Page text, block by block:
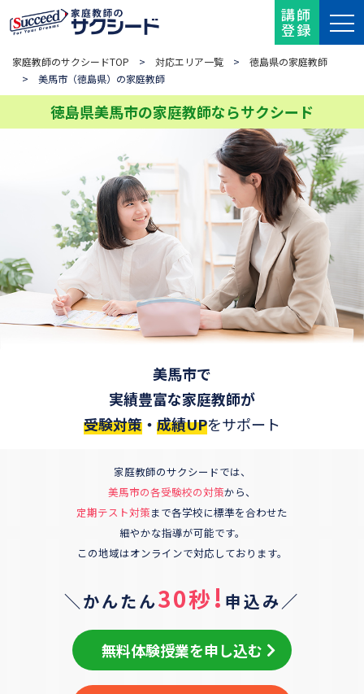
講師
登録
家庭教師のサクシードTOP > 対応エリア一覧 > 徳島県の家庭教師
> 美馬市（徳島県）の家庭教師
徳島県美馬市の家庭教師ならサクシード
美馬市で
実績豊富な家庭教師が
受験対策 ・ 成績UPをサポート
家庭教師のサクシードでは、
美馬市の各受験校の対策から、
定期テスト対策まで各学校に標準を合わせた
細やかな指導が可能です。
この地域はオンラインで対応しております。
＼かんたん30秒! 申込み／
無料体験授業を申し込む